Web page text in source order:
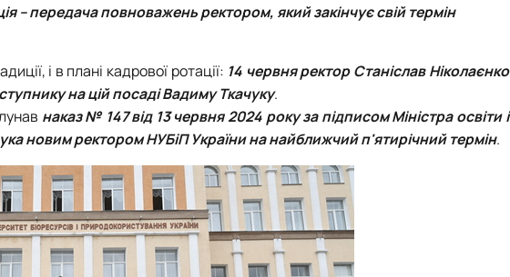
– передача повноважень ректором, який закінчує свій термін
і в плані кадрової ротації: 14 червня ректор Станіслав Ніколаєнко
на цій посаді Вадиму Ткачуку.
наказ № 147 від 13 червня 2024 рокуза підписом Міністра освіти і
новимректором НУБіП Українина найближчий п'ятирічний термін.